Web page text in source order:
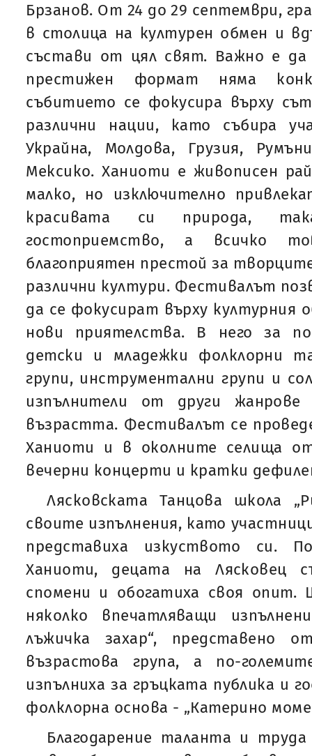
Брзанов. От 24 до 29 септември,
в столица на културен обмен и
състави от цял свят. Важно е
престижен формат няма
събитието се фокусира върху
различни нации, като събира
Украйна, Молдова, Грузия,
Мексико. Ханиоти е живописен
малко, но изключително
красивата си природа,
гостоприемство, а всичко
благоприятен престой за
различни култури. Фестивалът
да се фокусират върху културния
нови приятелства. В него за
детски и младежки фолклорни
групи, инструментални групи и
изпълнители от други жанрове
възрастта. Фестивалът се
Ханиоти и в околните селища
вечерни концерти и кратки
Лясковската Танцова школа
своите изпълнения, като
представиха изкуството си.
Ханиоти, децата на Лясковец
спомени и обогатиха своя опит.
няколко впечатляващи
лъжичка захар“,
възрастова група, а по-
изпълниха за гръцката публика и
фолклорна основа - „Катерино
Благодарение таланта и